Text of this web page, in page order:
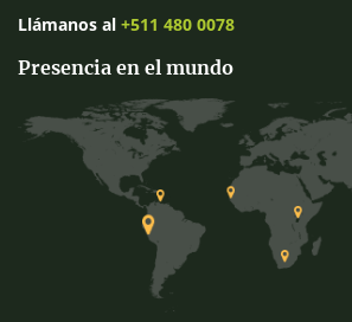
Llámanos al +511 480 0078
Presencia en el mundo